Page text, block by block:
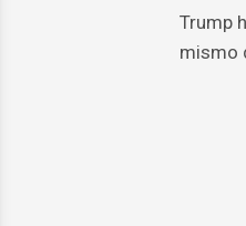
Trump
mismo